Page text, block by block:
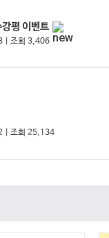
평 이벤트
| 조회 3,406
| 조회 25,134